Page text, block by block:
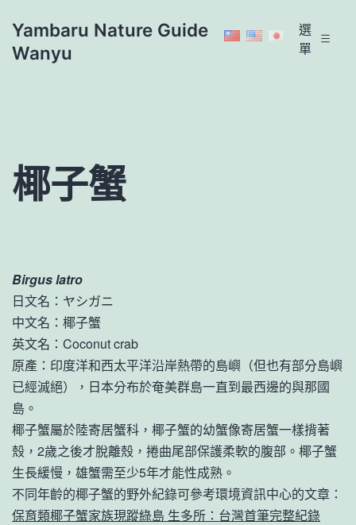
Yambaru Nature Guide
Wanyu
選
單
椰子蟹
Birgus latro
日文名：ヤシガニ
中文名：椰子蟹
英文名：Coconut crab
原產：印度洋和西太平洋沿岸熱帶的島嶼（但也有部分島嶼
已經滅絕），日本分布於奄美群島一直到最西邊的與那國
島。
椰子蟹屬於陸寄居蟹科，椰子蟹的幼蟹像寄居蟹一樣揹著
殼，2歲之後才脫離殼，捲曲尾部保護柔軟的腹部。椰子蟹
生長緩慢，雄蟹需至少5年才能性成熟。
不同年齡的椰子蟹的野外紀錄可參考環境資訊中心的文章：
保育類椰子蟹家族現蹤綠島 生多所：台灣首筆完整紀錄